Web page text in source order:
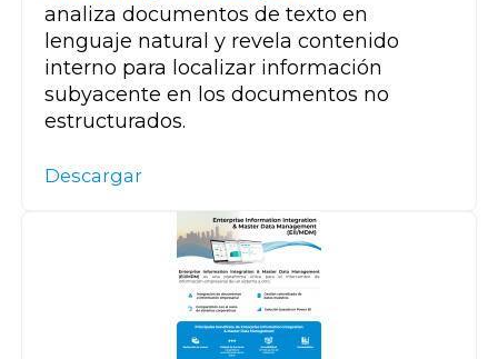
analiza documentos de texto en
lenguaje natural y revela contenido
interno para localizar información
subyacente en los documentos no
estructurados.
Descargar